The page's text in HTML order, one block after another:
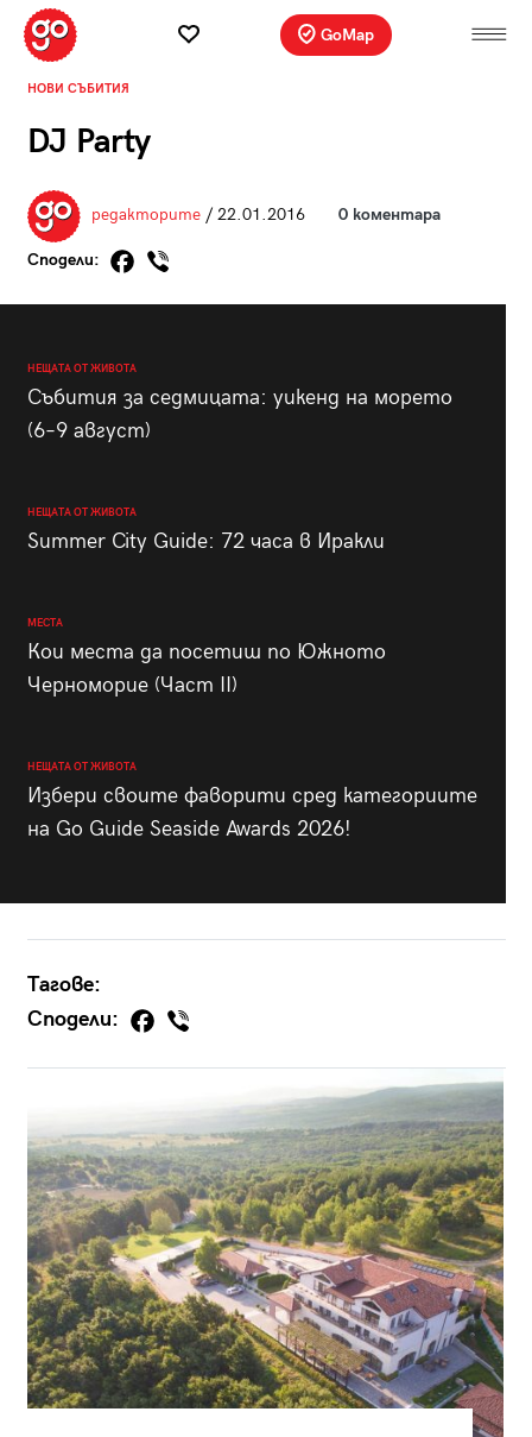
GoMap
НОВИ СЪБИТИЯ
DJ Party
редакторите/ 22.01.2016 0 коментара
Сподели:
НЕЩАТА ОТ ЖИВОТА
Събития за седмицата: уикенд на морето
(6–9 август)
НЕЩАТА ОТ ЖИВОТА
Summer City Guide: 72 часа в Иракли
МЕСТА
Кои места да посетиш по Южното
Черноморие (Част II)
НЕЩАТА ОТ ЖИВОТА
Избери своите фаворити сред категориите
на Go Guide Seaside Awards 2026!
Тагове:
Сподели: